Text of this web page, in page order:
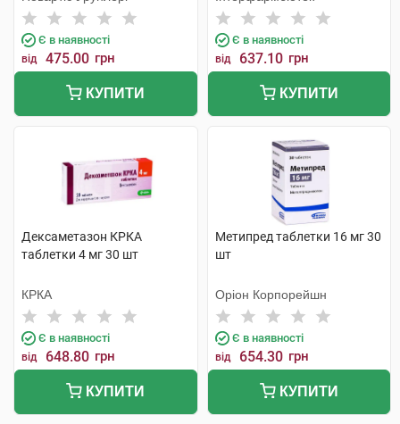
Є в наявності
від 475.00 грн
КУПИТИ
Є в наявності
від 637.10 грн
КУПИТИ
Дексаметазон КРКА
таблетки 4 мг 30 шт
КРКА
Є в наявності
від 648.80 грн
КУПИТИ
Метипред таблетки 16 мг 30
шт
Оріон Корпорейшн
Є в наявності
від 654.30 грн
КУПИТИ